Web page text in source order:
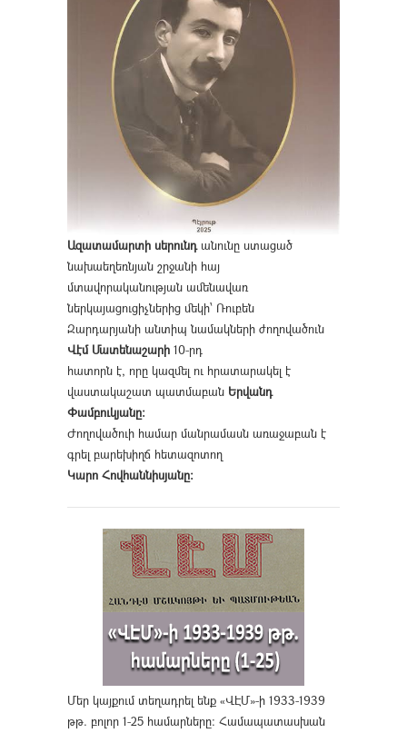
Ազատամարտի սերունդանունը ստացած
նախաեղեռնյան շրջանի հայ
մտավորականության ամենավառ
ներկայացուցիչներից մեկի՝ Ռուբեն
Զարդարյանի անտիպ նամակների ժողովածուն
Վէմ Մատենաշարի 10-րդ
հատորն է, որը կազմել ու հրատարակել է
վաստակաշատ պատմաբան Երվանդ
Փամբուկյանը։
Ժողովածուի համար մանրամասն առաջաբան է
գրել բարեխիղճ հետազոտող
Կարո Հովհաննիսյանը։
Մեր կայքում տեղադրել ենք «ՎԷՄ»-ի 1933-1939
թթ. բոլոր 1-25 համարները։ Համապատասխան